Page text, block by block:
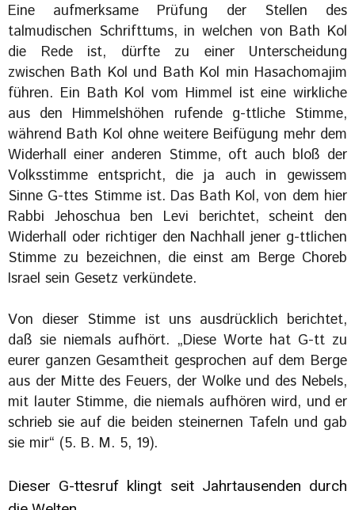
Eine aufmerksame Prüfung der Stellen des
talmudischen Schrifttums, in welchen von Bath Kol
die Rede ist, dürfte zu einer Unterscheidung
zwischen Bath Kol und Bath Kol min Hasachomajim
führen. Ein Bath Kol vom Himmel ist eine wirkliche
aus den Himmelshöhen rufende g-ttliche Stimme,
während Bath Kol ohne weitere Beifügung mehr dem
Widerhall einer anderen Stimme, oft auch bloß der
Volksstimme entspricht, die ja auch in gewissem
Sinne G-ttes Stimme ist. Das Bath Kol, von dem hier
Rabbi Jehoschua ben Levi berichtet, scheint den
Widerhall oder richtiger den Nachhall jener g-ttlichen
Stimme zu bezeichnen, die einst am Berge Choreb
Israel sein Gesetz verkündete.
Von dieser Stimme ist uns ausdrücklich berichtet,
daß sie niemals aufhört. „Diese Worte hat G-tt zu
eurer ganzen Gesamtheit gesprochen auf dem Berge
aus der Mitte des Feuers, der Wolke und des Nebels,
mit lauter Stimme, die niemals aufhören wird, und er
schrieb sie auf die beiden steinernen Tafeln und gab
sie mir“ (5. B. M. 5, 19).
Dieser G-ttesruf klingt seit Jahrtausenden durch